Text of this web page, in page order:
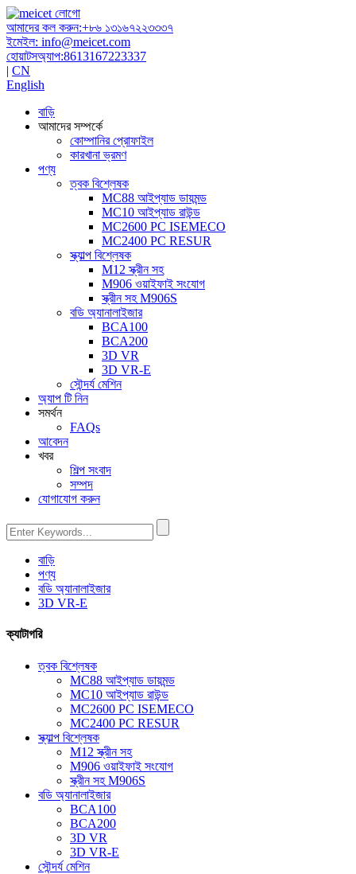
আমাদের কল করুন:+৮৬ ১৩১৬৭২২৩৩৩৭
ইমেইল: info@meicet.com
হোয়াটসঅ্যাপ:8613167223337
| CN
English
বাড়ি
আমাদের সম্পর্কে
কোম্পানির প্রোফাইল
কারখানা ভ্রমণ
পণ্য
ত্বক বিশ্লেষক
MC88 আইপ্যাড ডায়মন্ড
MC10 আইপ্যাড রাউন্ড
MC2600 PC ISEMECO
MC2400 PC RESUR
স্ক্যাল্প বিশ্লেষক
M12 স্ক্রীন সহ
M906 ওয়াইফাই সংযোগ
স্ক্রীন সহ M906S
বডি অ্যানালাইজার
BCA100
BCA200
3D VR
3D VR-E
সৌন্দর্য মেশিন
অ্যাপ টি নিন
সমর্থন
FAQs
আবেদন
খবর
শিল্প সংবাদ
সম্পদ
যোগাযোগ করুন
বাড়ি
পণ্য
বডি অ্যানালাইজার
3D VR-E
ক্যাটাগরি
ত্বক বিশ্লেষক
MC88 আইপ্যাড ডায়মন্ড
MC10 আইপ্যাড রাউন্ড
MC2600 PC ISEMECO
MC2400 PC RESUR
স্ক্যাল্প বিশ্লেষক
M12 স্ক্রীন সহ
M906 ওয়াইফাই সংযোগ
স্ক্রীন সহ M906S
বডি অ্যানালাইজার
BCA100
BCA200
3D VR
3D VR-E
সৌন্দর্য মেশিন